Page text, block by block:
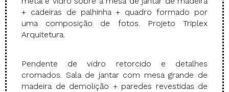
+ cadeiras de palhinha + quadro formado por
uma composição de fotos. Projeto Triplex
Arquitetura.
Pendente de vidro retorcido e detalhes
cromados. Sala de jantar com mesa grande de
madeira de demolição + paredes revestidas de